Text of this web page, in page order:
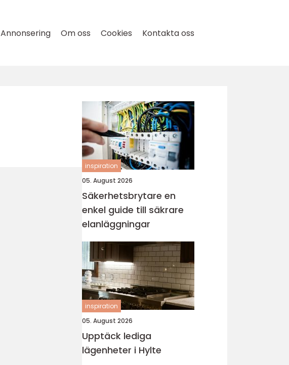
Annonsering Om oss Cookies Kontakta oss
inspiration
05. August 2026
Säkerhetsbrytare en
enkel guide till säkrare
elanläggningar
inspiration
05. August 2026
Upptäck lediga
lägenheter i Hylte